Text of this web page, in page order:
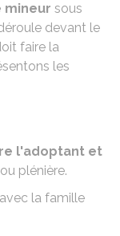
mineur sous
devant le
faire la
les
l'adoptant et
plénière.
avec la famille